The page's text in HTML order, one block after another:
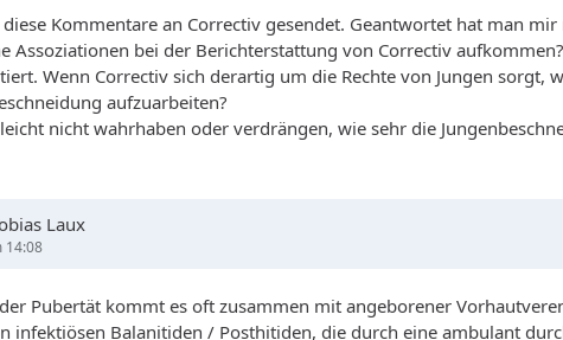
Kommentare an Correctiv gesendet. Geantwortet hat man mir
Assoziationen bei der Berichterstattung von Correctiv
Wenn Correctiv sich derartig um die Rechte von Jungen
aufzuarbeiten?
nicht wahrhaben oder verdrängen, wie sehr die
Laux
14:08
Pubertät kommt es oft zusammen mit angeborener
infektiösen Balanitiden / Posthitiden, die durch eine ambulant